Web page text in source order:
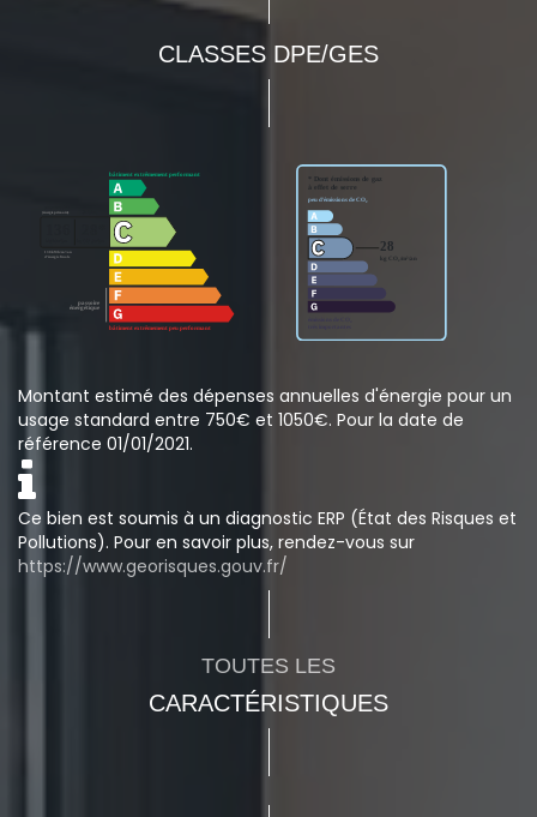
CLASSES DPE/GES
Montant estimé des dépenses annuelles d'énergie pour un
usage standard entre 750€ et 1050€. Pour la date de
référence 01/01/2021.
Ce bien est soumis à un diagnostic ERP (État des Risques et
Pollutions). Pour en savoir plus, rendez-vous sur
https://www.georisques.gouv.fr/
TOUTES LES
CARACTÉRISTIQUES